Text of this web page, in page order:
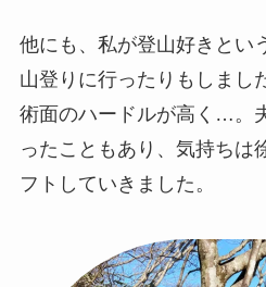
他にも、私が登山好きとい
山登りに行ったりもしまし
術面のハードルが高く…。
ったこともあり、気持ちは
フトしていきました。